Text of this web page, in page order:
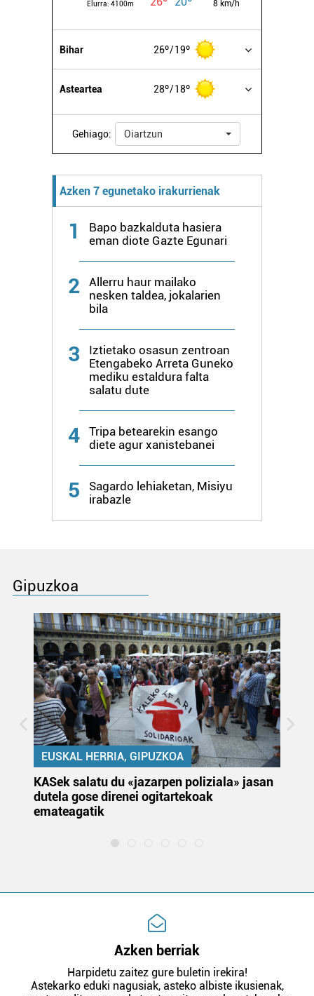
Elurra: 4100m 8 km/h
Bihar 26º 19º
Asteartea 28º 18º
Gehiago: Oiartzun
Azken 7 egunetako irakurrienak
1
Bapo bazkalduta hasiera
eman diote Gazte Egunari
2
Allerru haur mailako
nesken taldea, jokalarien
bila
3
Iztietako osasun zentroan
Etengabeko Arreta Guneko
mediku estaldura falta
salatu dute
4
Tripa betearekin esango
diete agur xanistebanei
5
Sagardo lehiaketan, Misiyu
irabazle
Gipuzkoa
EUSKAL HERRIA, GIPUZKOA
KASek salatu du «jazarpen poliziala» jasan
dutela gose direnei ogitartekoak
emateagatik
Azken berriak
Harpidetu zaitez gure buletin irekira!
Astekarko eduki nagusiak, asteko albiste ikusienak,